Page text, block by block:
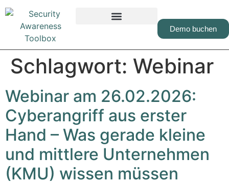
springen
Demo buchen
Schlagwort: Webinar
Webinar am 26.02.2026:
Cyberangriff aus erster
Hand – Was gerade kleine
und mittlere Unternehmen
(KMU) wissen müssen